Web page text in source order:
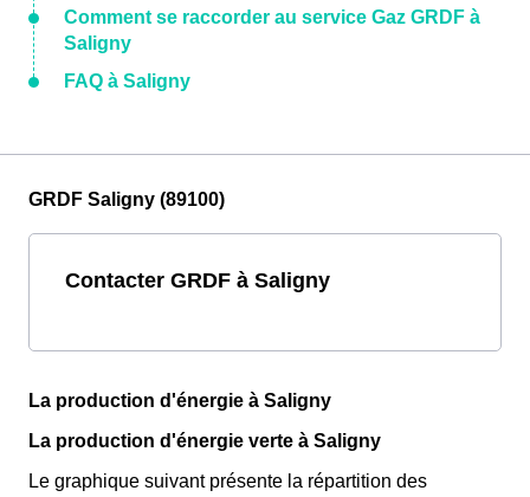
Comment se raccorder au service Gaz GRDF à
Saligny
FAQ à Saligny
GRDF Saligny (89100)
Contacter GRDF à Saligny
La production d'énergie à Saligny
La production d'énergie verte à Saligny
Le graphique suivant présente la répartition des